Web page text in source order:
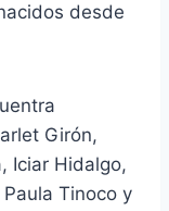
desde
Girón,
Iciar Hidalgo,
Tinoco y